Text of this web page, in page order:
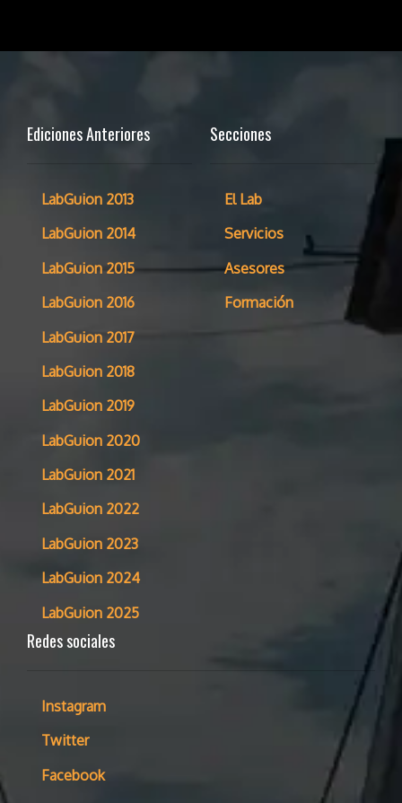
Ediciones Anteriores
LabGuion 2013
LabGuion 2014
LabGuion 2015
LabGuion 2016
LabGuion 2017
LabGuion 2018
LabGuion 2019
LabGuion 2020
LabGuion 2021
LabGuion 2022
LabGuion 2023
LabGuion 2024
LabGuion 2025
Secciones
El Lab
Servicios
Asesores
Formación
Redes sociales
Instagram
Twitter
Facebook